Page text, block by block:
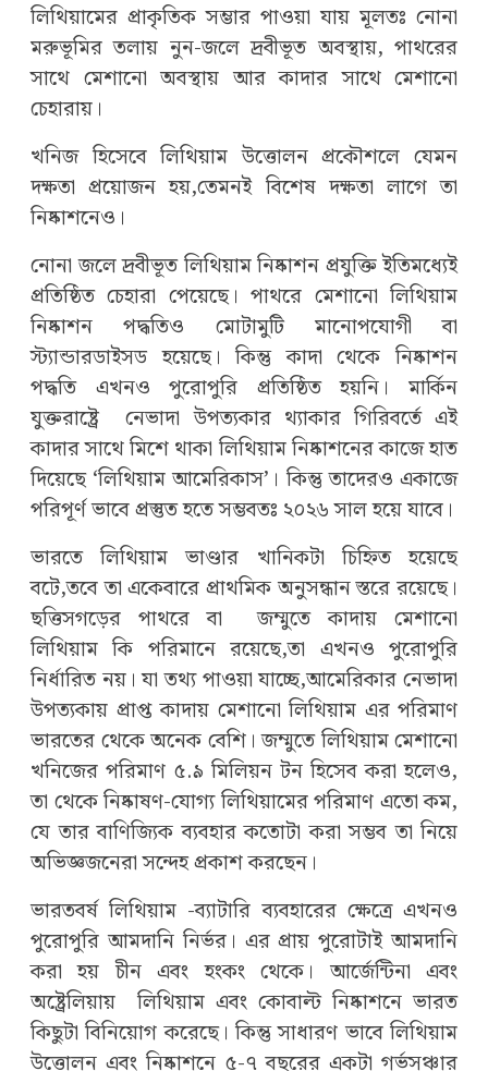
লিথিয়ামের প্রাকৃতিক সম্ভার পাওয়া যায় মূলতঃ নোনা
মরুভূমির তলায় নুন-জলে দ্রবীভূত অবস্থায়, পাথরের
সাথে মেশানো অবস্থায় আর কাদার সাথে মেশানো
চেহারায়।
খনিজ হিসেবে লিথিয়াম উত্তোলন প্রকৌশলে যেমন
দক্ষতা প্রয়োজন হয়,তেমনই বিশেষ দক্ষতা লাগে তা
নিষ্কাশনেও।
নোনা জলে দ্রবীভূত লিথিয়াম নিষ্কাশন প্রযুক্তি ইতিমধ্যেই
প্রতিষ্ঠিত চেহারা পেয়েছে। পাথরে মেশানো লিথিয়াম
নিষ্কাশন পদ্ধতিও মোটামুটি মানোপযোগী বা
স্ট্যান্ডারডাইসড হয়েছে। কিন্তু কাদা থেকে নিষ্কাশন
পদ্ধতি এখনও পুরোপুরি প্রতিষ্ঠিত হয়নি। মার্কিন
যুক্তরাষ্ট্রে নেভাদা উপত্যকার থ্যাকার গিরিবর্তে এই
কাদার সাথে মিশে থাকা লিথিয়াম নিষ্কাশনের কাজে হাত
দিয়েছে ‘লিথিয়াম আমেরিকাস’। কিন্তু তাদেরও একাজে
পরিপূর্ণ ভাবে প্রস্তুত হতে সম্ভবতঃ ২০২৬ সাল হয়ে যাবে।
ভারতে লিথিয়াম ভাণ্ডার খানিকটা চিহ্নিত হয়েছে
বটে,তবে তা একেবারে প্রাথমিক অনুসন্ধান স্তরে রয়েছে।
ছত্তিসগড়ের পাথরে বা জম্মুতে কাদায় মেশানো
লিথিয়াম কি পরিমানে রয়েছে,তা এখনও পুরোপুরি
নির্ধারিত নয়। যা তথ্য পাওয়া যাচ্ছে,আমেরিকার নেভাদা
উপত্যকায় প্রাপ্ত কাদায় মেশানো লিথিয়াম এর পরিমাণ
ভারতের থেকে অনেক বেশি। জম্মুতে লিথিয়াম মেশানো
খনিজের পরিমাণ ৫.৯ মিলিয়ন টন হিসেব করা হলেও,
তা থেকে নিষ্কাষণ-যোগ্য লিথিয়ামের পরিমাণ এতো কম,
যে তার বাণিজ্যিক ব্যবহার কতোটা করা সম্ভব তা নিয়ে
অভিজ্ঞজনেরা সন্দেহ প্রকাশ করছেন।
ভারতবর্ষ লিথিয়াম -ব্যাটারি ব্যবহারের ক্ষেত্রে এখনও
পুরোপুরি আমদানি নির্ভর। এর প্রায় পুরোটাই আমদানি
করা হয় চীন এবং হংকং থেকে। আর্জেন্টিনা এবং
অষ্ট্রেলিয়ায় লিথিয়াম এবং কোবাল্ট নিষ্কাশনে ভারত
কিছুটা বিনিয়োগ করেছে। কিন্তু সাধারণ ভাবে লিথিয়াম